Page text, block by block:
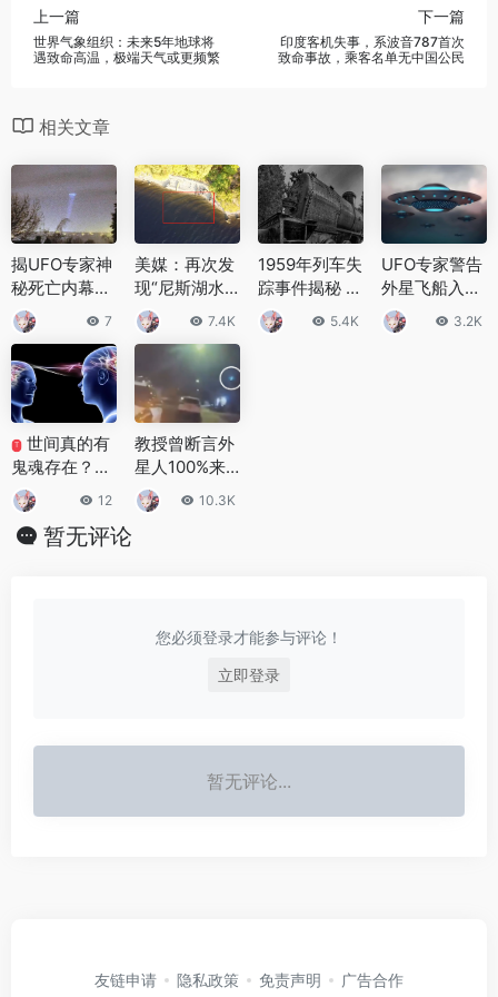
上一篇
世界气象组织：未来5年地球将
遇致命高温，极端天气或更频繁
下一篇
印度客机失事，系波音787首次
致命事故，乘客名单无中国公民
相关文章
揭UFO专家神
秘死亡内幕，
曝十大诡异UF
O事件
7
美媒：再次发
现“尼斯湖水
怪”！这次是
在无人机镜头
7.4K
1959年列车失
踪事件揭秘 列
车失踪去了哪
里
5.4K
UFO专家警告
外星飞船入侵
超高科技可隐
形是真的吗
3.2K
T
世间真的有
鬼魂存在？十
大经典灵异实
验，解锁超自
然未解真相
12
教授曾断言外
星人100%来
过地球！美国
多州现发蓝光
10.3K
暂无评论
您必须登录才能参与评论！
立即登录
暂无评论...
友链申请 隐私政策 免责声明 广告合作